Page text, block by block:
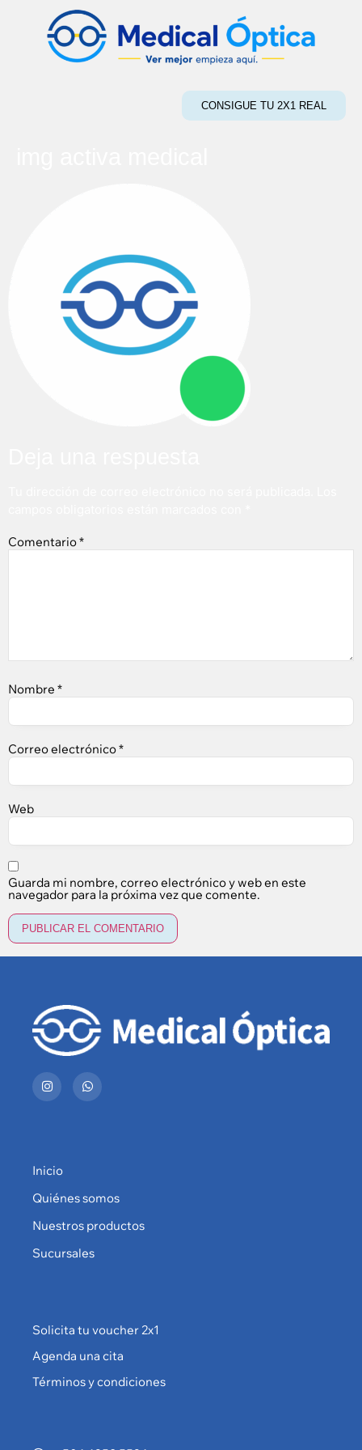
CONSIGUE TU 2X1 REAL
Comentario*
Nombre *
Correo electrónico*
Web
Guarda mi nombre, correo electrónico y web en este
navegador para la próxima vez que comente.
Inicio
Quiénes somos
Nuestros productos
Sucursales
Solicita tu voucher 2x1
Agenda una cita
Términos y condiciones